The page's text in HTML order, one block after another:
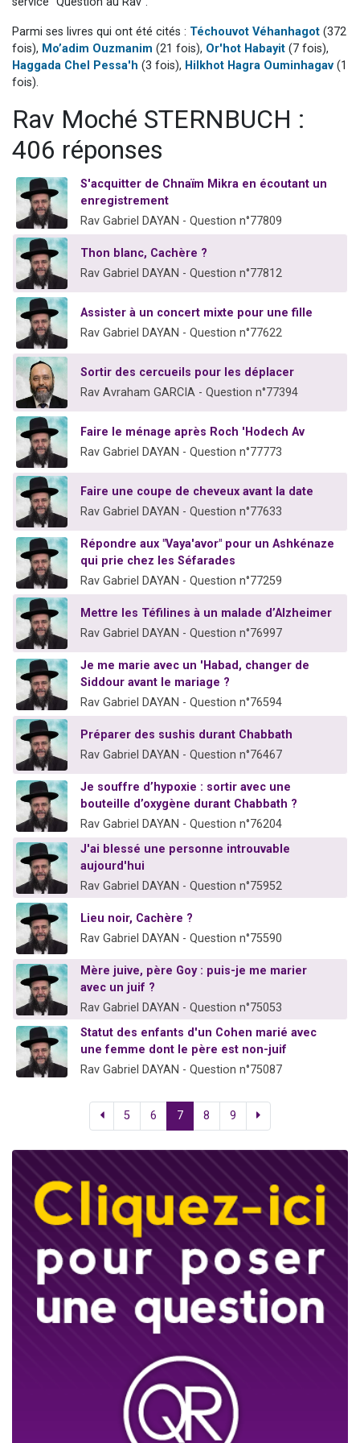
4 personnes viennent de faire un don pour Reloger Rivka, 6 enfants, victime de violences...
2 personnes viennent de faire un don pour 1 Journée de Vacances Pour les Enfants
3 nouvelles musiques dans Torah-Box Music
Parmi ses livres qui ont été cités : Téchouvot Véhanhagot (372
fois), Mo’adim Ouzmanim (21 fois), Or'hot Habayit (7 fois),
Haggada Chel Pessa'h (3 fois), Hilkhot Hagra Ouminhagav (1
fois).
Rav Moché STERNBUCH :
406 réponses
S'acquitter de Chnaïm Mikra en écoutant un
enregistrement
Rav Gabriel DAYAN - Question n°77809
Thon blanc, Cachère ?
Rav Gabriel DAYAN - Question n°77812
Assister à un concert mixte pour une fille
Rav Gabriel DAYAN - Question n°77622
Sortir des cercueils pour les déplacer
Rav Avraham GARCIA - Question n°77394
Faire le ménage après Roch 'Hodech Av
Rav Gabriel DAYAN - Question n°77773
Faire une coupe de cheveux avant la date
Rav Gabriel DAYAN - Question n°77633
Répondre aux "Vaya'avor" pour un Ashkénaze
qui prie chez les Séfarades
Rav Gabriel DAYAN - Question n°77259
Mettre les Téfilines à un malade d’Alzheimer
Rav Gabriel DAYAN - Question n°76997
Je me marie avec un 'Habad, changer de
Siddour avant le mariage ?
Rav Gabriel DAYAN - Question n°76594
Préparer des sushis durant Chabbath
Rav Gabriel DAYAN - Question n°76467
Je souffre d’hypoxie : sortir avec une
bouteille d’oxygène durant Chabbath ?
Rav Gabriel DAYAN - Question n°76204
J'ai blessé une personne introuvable
aujourd'hui
Rav Gabriel DAYAN - Question n°75952
Lieu noir, Cachère ?
Rav Gabriel DAYAN - Question n°75590
Mère juive, père Goy : puis-je me marier
avec un juif ?
Rav Gabriel DAYAN - Question n°75053
Statut des enfants d'un Cohen marié avec
une femme dont le père est non-juif
Rav Gabriel DAYAN - Question n°75087
5 6 7 8 9